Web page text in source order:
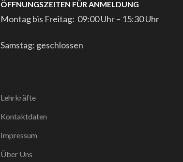
ÖFFNUNGSZEITEN FÜR ANMELDUNG
Montag bis Freitag: 09:00 Uhr – 15:30 Uhr
Samstag: geschlossen
Lehrkräfte
Kontaktdaten
Impressum
Über Uns